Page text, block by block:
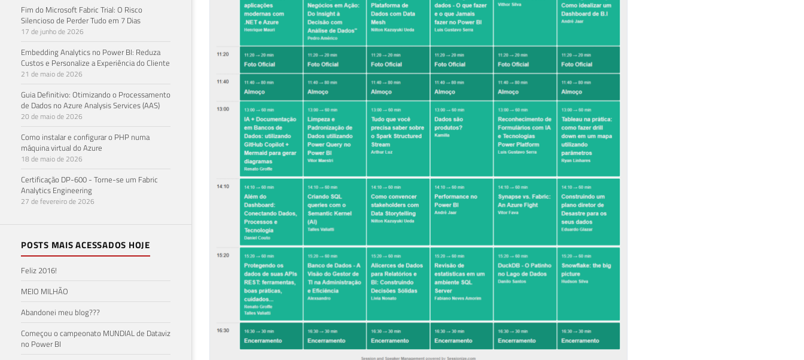
Fim do Microsoft Fabric Trial: O Risco
Silencioso de Perder Tudo em 7 Dias
17 de junho de 2026
Embedding Analytics no Power BI: Reduza
Custos e Personalize a Experiência do Cliente
21 de maio de 2026
Guia Definitivo: Otimizando o Processamento
de Dados no Azure Analysis Services (AAS)
20 de maio de 2026
Como instalar e configurar o PHP numa
máquina virtual do Azure
18 de maio de 2026
Certificação DP-600 - Torne-se um Fabric
Analytics Engineering
27 de fevereiro de 2026
POSTS MAIS ACESSADOS HOJE
Feliz 2016!
MEIO MILHÃO
Abandonei meu blog???
Começou o campeonato MUNDIAL de Dataviz
no Power BI